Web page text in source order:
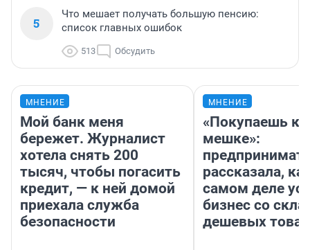
5
Что мешает получать большую пенсию:
список главных ошибок
513 Обсудить
МНЕНИЕ
Мой банк меня
бережет. Журналист
хотела снять 200
тысяч, чтобы погасить
кредит, — к ней домой
приехала служба
безопасности
МНЕНИЕ
«Покупаешь
мешке»:
рассказала,
самом деле
бизнес со
дешевых